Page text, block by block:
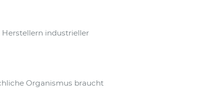
industrieller
Organismus braucht